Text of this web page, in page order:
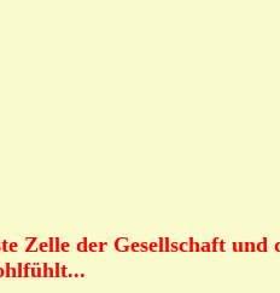
Zelle der Gesellschaft und